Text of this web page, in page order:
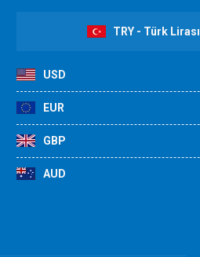
TRY - Türk Lirası
USD
EUR
GBP
AUD